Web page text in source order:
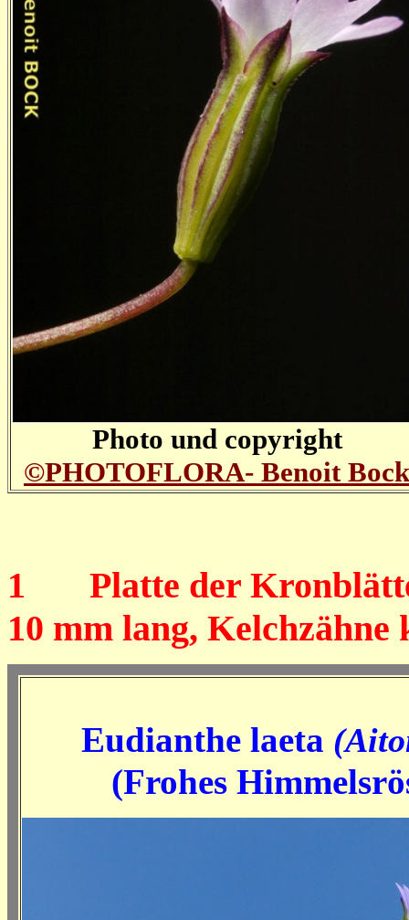
Photo und copyright
©PHOTOFLORA- Benoit Bock
1 Platte der
10 mm lang,
Eudianthe laeta
(Frohes